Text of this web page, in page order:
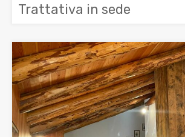
Trattativa in sede